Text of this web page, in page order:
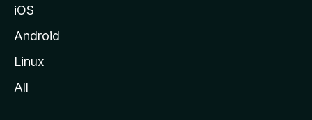
M
o
l
iOS
Android
Linux
All